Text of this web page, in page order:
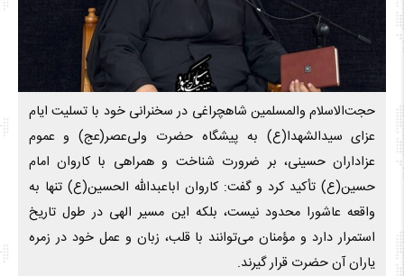
حجت‌الاسلام والمسلمین شاهچراغی در سخنرانی خود با تسلیت ایام
عزای سیدالشهدا(ع) به پیشگاه حضرت ولی‌عصر(عج) و عموم
عزاداران حسینی، بر ضرورت شناخت و همراهی با کاروان امام
حسین(ع) تأکید کرد و گفت: کاروان اباعبدالله الحسین(ع) تنها به
واقعه عاشورا محدود نیست، بلکه این مسیر الهی در طول تاریخ
استمرار دارد و مؤمنان می‌توانند با قلب، زبان و عمل خود در زمره
یاران آن حضرت قرار گیرند.